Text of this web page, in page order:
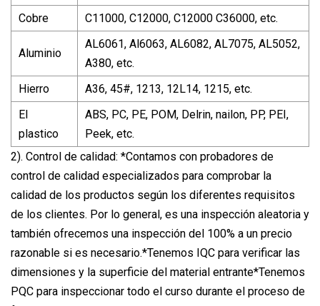
Cobre
C11000, C12000, C12000 C36000, etc.
Aluminio
AL6061, Al6063, AL6082, AL7075, AL5052,
A380, etc.
Hierro
A36, 45#, 1213, 12L14, 1215, etc.
El
plastico
ABS, PC, PE, POM, Delrin, nailon, PP, PEI,
Peek, etc.
2). Control de calidad: *Contamos con probadores de
control de calidad especializados para comprobar la
calidad de los productos según los diferentes requisitos
de los clientes. Por lo general, es una inspección aleatoria y
también ofrecemos una inspección del 100% a un precio
razonable si es necesario.*Tenemos IQC para verificar las
dimensiones y la superficie del material entrante*Tenemos
PQC para inspeccionar todo el curso durante el proceso de